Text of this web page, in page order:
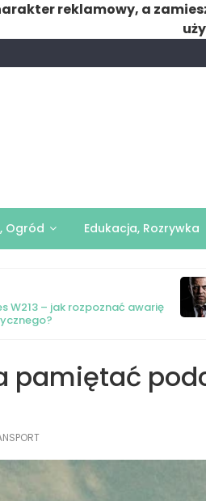
reklamowy, a
Ogród Edukacja, Rozrywka
W213 – jak rozpoznać awarię
pamiętać